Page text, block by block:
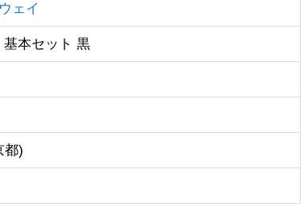
ェイ
本セット 黒
都)